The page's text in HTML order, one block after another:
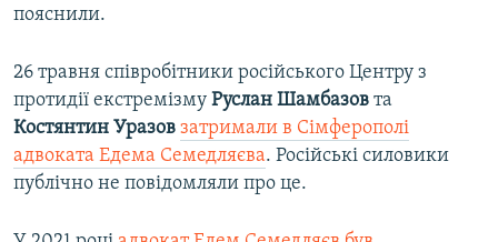
пояснили.
26 травня співробітники російського Центру з
протидії екстремізму Руслан Шамбазов та
Костянтин Уразов затримали в Сімферополі
адвоката Едема Семедляєва. Російські силовики
публічно не повідомляли про це.